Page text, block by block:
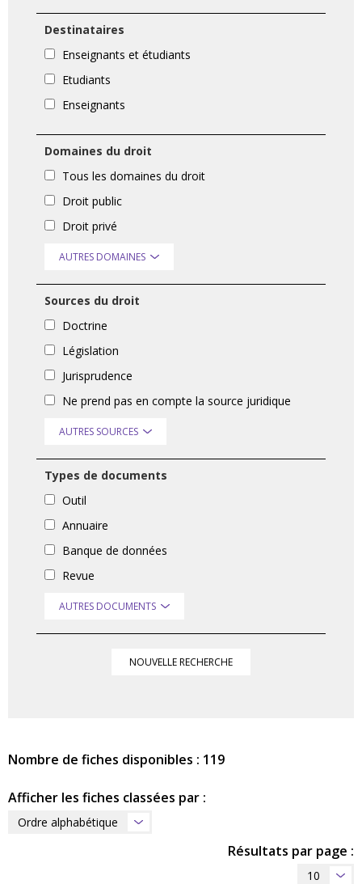
Destinataires
Enseignants et étudiants
Etudiants
Enseignants
Domaines du droit
Tous les domaines du droit
Droit public
Droit privé
AUTRES DOMAINES
Sources du droit
Doctrine
Législation
Jurisprudence
Ne prend pas en compte la source juridique
AUTRES SOURCES
Types de documents
Outil
Annuaire
Banque de données
Revue
AUTRES DOCUMENTS
NOUVELLE RECHERCHE
Nombre de fiches disponibles : 119
Afficher les fiches classées par :
Ordre alphabétique
Résultats par page :
10